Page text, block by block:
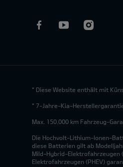
* Diese Website enthält mit
* 7-Jahre-Kia-
Max. 150.000 km Fahrzeug-
Die Hochvolt-Lithium-Ionen-
diese Batterien gilt ab
Mild-Hybrid-Elektrofahrzeugen
Elektrofahrzeugen (PHEV)